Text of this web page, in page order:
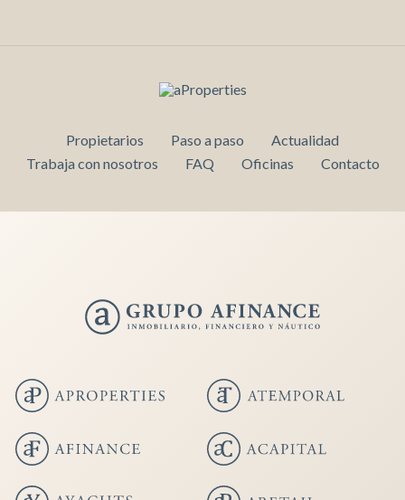
Propietarios Paso a paso
Actualidad
Trabaja con nosotros
FAQ Oficinas Contacto